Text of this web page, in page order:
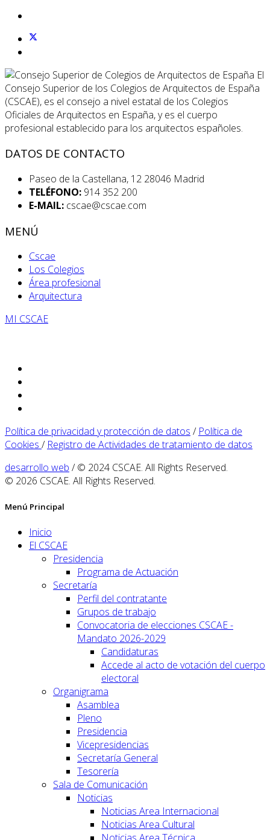
El
Consejo Superior de los Colegios de Arquitectos de España
(CSCAE), es el consejo a nivel estatal de los Colegios
Oficiales de Arquitectos en España, y es el cuerpo
profesional establecido para los arquitectos españoles.
DATOS DE CONTACTO
Paseo de la Castellana, 12 28046 Madrid
TELÉFONO: 914 352 200
E-MAIL: cscae@cscae.com
MENÚ
Cscae
Los Colegios
Área profesional
Arquitectura
MI CSCAE
Política de privacidad y protección de datos / Política de
Cookies / Registro de Actividades de tratamiento de datos
desarrollo web / © 2024 CSCAE. All Rights Reserved.
© 2026 CSCAE. All Rights Reserved.
Menú Principal
Inicio
El CSCAE
Presidencia
Programa de Actuación
Secretaría
Perfil del contratante
Grupos de trabajo
Convocatoria de elecciones CSCAE -
Mandato 2026-2029
Candidaturas
Accede al acto de votación del cuerpo
electoral
Organigrama
Asamblea
Pleno
Presidencia
Vicepresidencias
Secretaría General
Tesorería
Sala de Comunicación
Noticias
Noticias Area Internacional
Noticias Area Cultural